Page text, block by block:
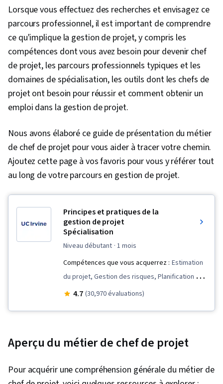
Lorsque vous effectuez des recherches et envisagez ce
parcours professionnel, il est important de comprendre
ce qu'implique la gestion de projet, y compris les
compétences dont vous avez besoin pour devenir chef
de projet, les parcours professionnels typiques et les
domaines de spécialisation, les outils dont les chefs de
projet ont besoin pour réussir et comment obtenir un
emploi dans la gestion de projet.
Nous avons élaboré ce guide de présentation du métier
de chef de projet pour vous aider à tracer votre chemin.
Ajoutez cette page à vos favoris pour vous y référer tout
au long de votre parcours en gestion de projet.
Principes et pratiques de la
gestion de projet
Spécialisation
niveau débutant · 1 mois
Compétences que vous acquerrez : Estimation
du projet, Gestion des risques, Planification du
projet, Estimation, Gestion des coûts, Gestion
Calendriers des projets, Communication avec
changements, Définition du champ d'application
4.7 (30,970 évaluations)
Aperçu du métier de chef de projet
Pour acquérir une compréhension générale du métier de